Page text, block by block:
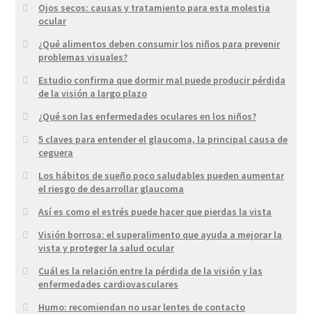
Ojos secos: causas y tratamiento para esta molestia
ocular
¿Qué alimentos deben consumir los niños para prevenir
problemas visuales?
Estudio confirma que dormir mal puede producir pérdida
de la visión a largo plazo
¿Qué son las enfermedades oculares en los niños?
5 claves para entender el glaucoma, la principal causa de
ceguera
Los hábitos de sueño poco saludables pueden aumentar
el riesgo de desarrollar glaucoma
Así es como el estrés puede hacer que pierdas la vista
Visión borrosa: el superalimento que ayuda a mejorar la
vista y proteger la salud ocular
Cuál es la relación entre la pérdida de la visión y las
enfermedades cardiovasculares
Humo: recomiendan no usar lentes de contacto